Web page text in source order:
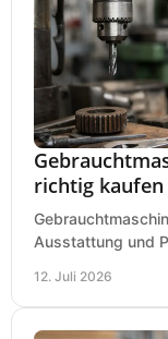
richtig kaufen
Ausstattung und
12. Juli 2026